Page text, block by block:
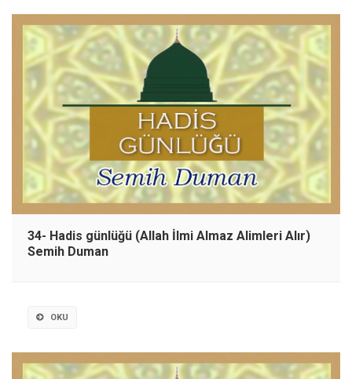
34- Hadis günlüğü (Allah İlmi Almaz Alimleri Alır)
Semih Duman
OKU